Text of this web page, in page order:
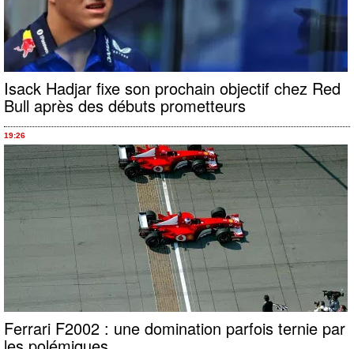
Isack Hadjar fixe son prochain objectif chez Red
Bull après des débuts prometteurs
19:26
Ferrari F2002 : une domination parfois ternie par